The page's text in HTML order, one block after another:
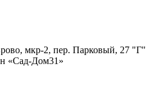
мкр-2, пер. Парковый, 27 "Г"
«Сад-Дом31»